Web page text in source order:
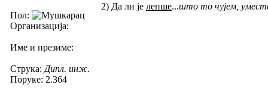
Пол:
Организација:
Име и презиме:
Струка: Дипл. инж.
Поруке: 2.364
2) Да ли је лепше...што то чујем,